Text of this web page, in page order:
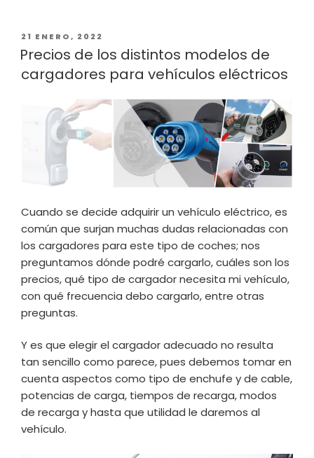
PUBLICADO
EL
21 ENERO, 2022
Precios de los distintos modelos de
cargadores para vehículos eléctricos
Cuando se decide adquirir un vehículo eléctrico, es
común que surjan muchas dudas relacionadas con
los cargadores para este tipo de coches; nos
preguntamos dónde podré cargarlo, cuáles son los
precios, qué tipo de cargador necesita mi vehículo,
con qué frecuencia debo cargarlo, entre otras
preguntas.
Y es que elegir el cargador adecuado no resulta
tan sencillo como parece, pues debemos tomar en
cuenta aspectos como tipo de enchufe y de cable,
potencias de carga, tiempos de recarga, modos
de recarga y hasta que utilidad le daremos al
vehículo.